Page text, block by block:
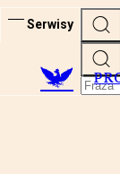
Serwisy